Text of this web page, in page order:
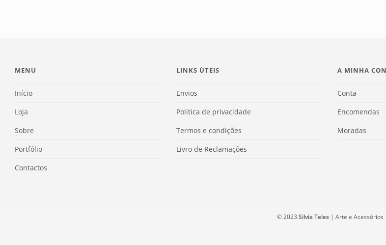
MENU
Início
Loja
Sobre
Portfólio
Contactos
LINKS ÚTEIS
Envios
Politica de privacidade
Termos e condições
Livro de Reclamações
A MINHA
Conta
Encomendas
Moradas
© 2023 Silvia Teles| Arte e Acessórios